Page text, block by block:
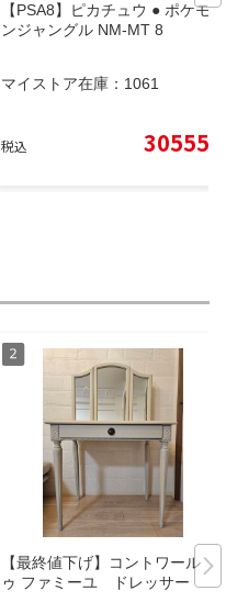
【PSA8】ピカチュウ ● ポケモ
ンジャングル NM-MT 8
マイストア在庫： 1061
税込 30555
【最終値下げ】コントワール ド
ゥ ファミーユ ドレッサー